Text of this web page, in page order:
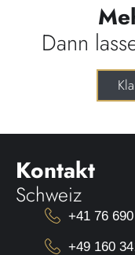
Dann
Kontakt
Schweiz
+41 76
+49 160